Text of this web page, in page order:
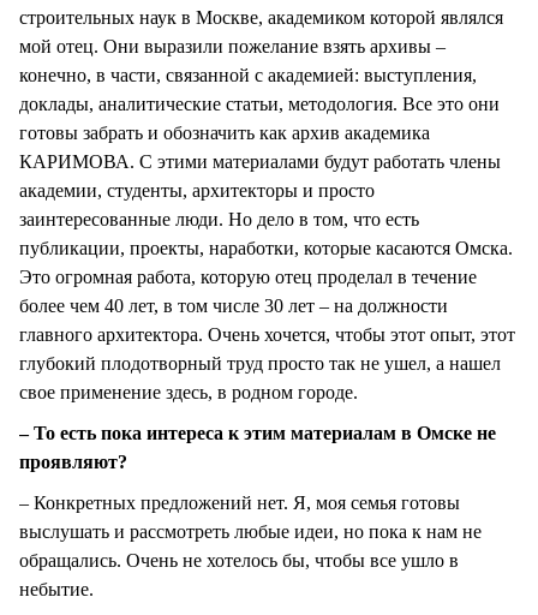
строительных наук в Москве, академиком которой являлся
мой отец. Они выразили пожелание взять архивы –
конечно, в части, связанной с академией: выступления,
доклады, аналитические статьи, методология. Все это они
готовы забрать и обозначить как архив академика
КАРИМОВА. С этими материалами будут работать члены
академии, студенты, архитекторы и просто
заинтересованные люди. Но дело в том, что есть
публикации, проекты, наработки, которые касаются Омска.
Это огромная работа, которую отец проделал в течение
более чем 40 лет, в том числе 30 лет – на должности
главного архитектора. Очень хочется, чтобы этот опыт, этот
глубокий плодотворный труд просто так не ушел, а нашел
свое применение здесь, в родном городе.
– То есть пока интереса к этим материалам в Омске не
проявляют?
– Конкретных предложений нет. Я, моя семья готовы
выслушать и рассмотреть любые идеи, но пока к нам не
обращались. Очень не хотелось бы, чтобы все ушло в
небытие.